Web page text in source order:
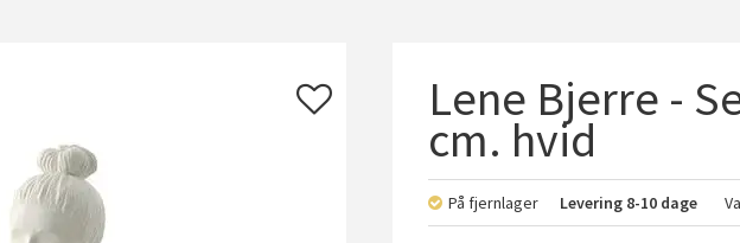
Lene Bjerre -
cm. hvid
På fjernlager Levering 8-10 dage